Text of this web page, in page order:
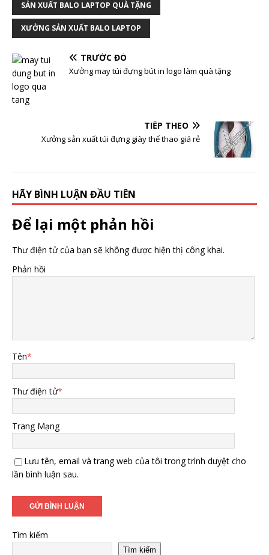
SẢN XUẤT BALO LAPTOP QUÀ TẶNG
XƯỞNG SẢN XUẤT BALO LAPTOP
TRƯỚC ĐÓ
Xưởng may túi đựng bút in logo làm quà tặng
TIẾP THEO
Xưởng sản xuất túi đựng giày thể thao giá rẻ
HÃY BÌNH LUẬN ĐẦU TIÊN
Để lại một phản hồi
Thư điện tử của bạn sẽ không được hiện thị công khai.
Phản hồi
Tên*
Thư điện tử*
Trang Mạng
Lưu tên, email và trang web của tôi trong trình duyệt cho
lần bình luận sau.
Tìm kiếm
Tìm kiếm